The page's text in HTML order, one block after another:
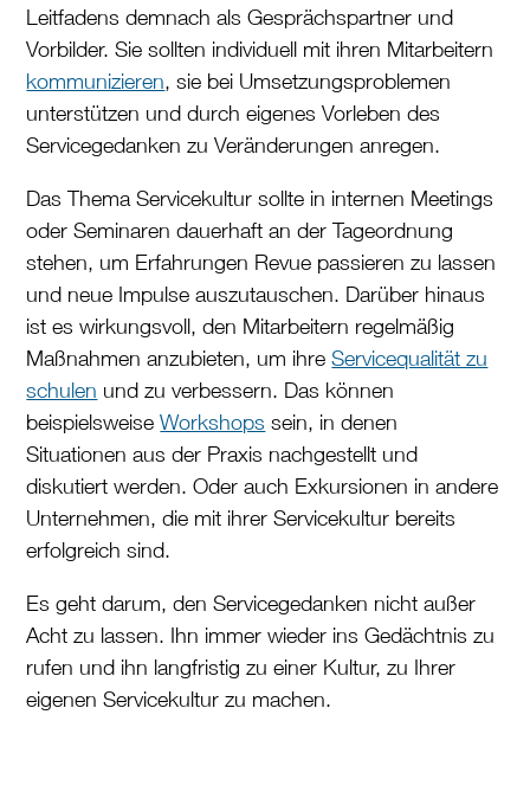
Leitfadens demnach als Gesprächspartner und
Vorbilder. Sie sollten individuell mit ihren Mitarbeitern
kommunizieren, sie bei Umsetzungsproblemen
unterstützen und durch eigenes Vorleben des
Servicegedanken zu Veränderungen anregen.
Das Thema Servicekultur sollte in internen Meetings
oder Seminaren dauerhaft an der Tageordnung
stehen, um Erfahrungen Revue passieren zu lassen
und neue Impulse auszutauschen. Darüber hinaus
ist es wirkungsvoll, den Mitarbeitern regelmäßig
Maßnahmen anzubieten, um ihreServicequalität zu
schulen und zu verbessern. Das können
beispielsweiseWorkshops sein, in denen
Situationen aus der Praxis nachgestellt und
diskutiert werden. Oder auch Exkursionen in andere
Unternehmen, die mit ihrer Servicekultur bereits
erfolgreich sind.
Es geht darum, den Servicegedanken nicht außer
Acht zu lassen. Ihn immer wieder ins Gedächtnis zu
rufen und ihn langfristig zu einer Kultur, zu Ihrer
eigenen Servicekultur zu machen.